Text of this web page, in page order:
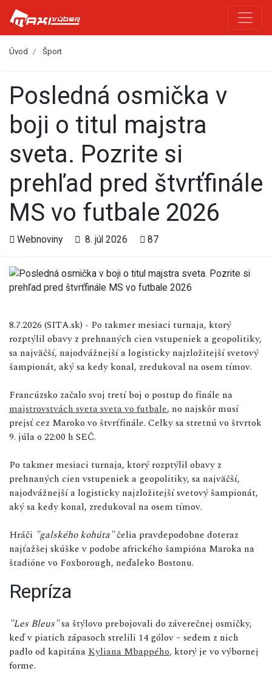
Úvod Šport
Posledná osmička v
boji o titul majstra
sveta. Pozrite si
prehľad pred štvrťfinále
MS vo futbale 2026
Webnoviny 8. júl 2026 87
8.7.2026 (SITA.sk) - Po takmer mesiaci turnaja, ktorý
rozptýlil obavy z prehnaných cien vstupeniek a geopolitiky,
sa najväčší, najodvážnejší a logisticky najzložitejší svetový
šampionát, aký sa kedy konal, zredukoval na osem tímov.
Francúzsko začalo svoj tretí boj o postup do finále na
majstrovstvách sveta sveta vo futbale, no najskôr musí
prejsť cez Maroko vo štvrťfinále. Celky sa stretnú vo štvrtok
9. júla o 22:00 h SEČ.
Po takmer mesiaci turnaja, ktorý rozptýlil obavy z
prehnaných cien vstupeniek a geopolitiky, sa najväčší,
najodvážnejší a logisticky najzložitejší svetový šampionát,
aký sa kedy konal, zredukoval na osem tímov.
Hráči "galského kohúta"čelia pravdepodobne doteraz
najťažšej skúške v podobe afrického šampióna Maroka na
štadióne vo Foxborough, neďaleko Bostonu.
Repríza
"Les Bleus"sa štýlovo prebojovali do záverečnej osmičky,
keď v piatich zápasoch strelili 14 gólov – sedem z nich
padlo od kapitána Kyliana Mbappého, ktorý je vo výbornej
forme.